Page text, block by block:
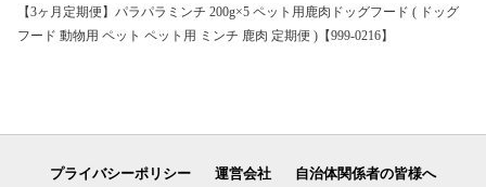
【3ヶ月定期便】パラパラミンチ 200g×5 ペット用鹿肉ドッグフード ( ドッグ
フード 動物用 ペット ペット用 ミンチ 鹿肉 定期便 )【999-0216】
プライバシーポリシー 運営会社 自治体関係者の皆様へ